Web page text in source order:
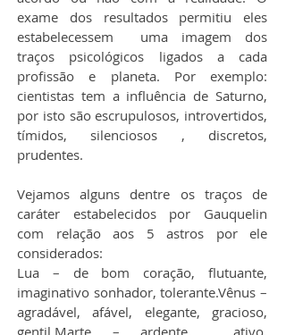
exame dos resultados permitiu eles
estabelecessem  uma imagem dos
traços psicológicos ligados a cada
profissão e planeta. Por exemplo:
cientistas tem a influência de Saturno,
por isto são escrupulosos, introvertidos,
tímidos, silenciosos , discretos,
prudentes.
Vejamos alguns dentre os traços de
caráter estabelecidos por Gauquelin
com relação aos 5 astros por ele
considerados:
Lua – de bom coração, flutuante,
imaginativo sonhador, tolerante.Vênus –
agradável, afável, elegante, gracioso,